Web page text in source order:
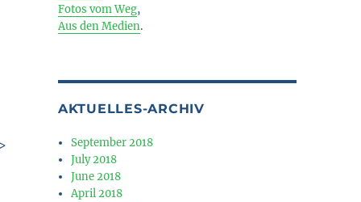
Fotos vom Weg,
Aus den Medien.
AKTUELLES-ARCHIV
September 2018
July 2018
June 2018
April 2018